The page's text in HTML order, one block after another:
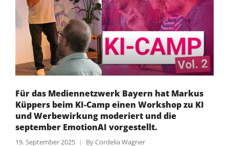
Für das Mediennetzwerk Bayern hat Markus
Küppers beim KI-Camp einen Workshop zu KI
und Werbewirkung moderiert und die
september EmotionAI vorgestellt.
19. September 2025 ByCordelia Wagner